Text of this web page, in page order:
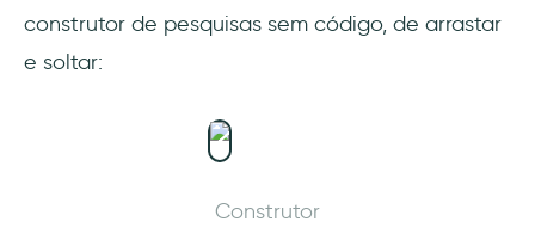
construtor de pesquisas sem código, de arrastar
e soltar:
Construtor